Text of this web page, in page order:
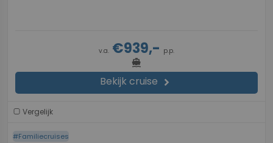
v.a. €939,- p.p.
directions_boat
Bekijk cruise chevron_right
Vergelijk
#Familiecruises